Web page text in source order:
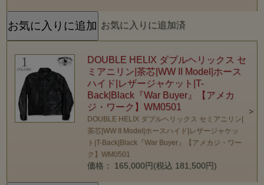
お気に入りに追加済
DOUBLE HELIX ダブルヘリックス セ
ミアニリン|茶芯|WW II Model|ホース
ハイド|レザージャケット|T-
Back|Black『War Buyer』【アメカ
ジ・ワーク】WM0501
DOUBLE HELIX ダブルヘリックス セミアニリン|
茶芯|WW II Model|ホースハイド|レザージャケッ
ト|T-Back|Black『War Buyer』【アメカジ・ワー
ク】WM0501
価格： 165,000円(税込 181,500円)